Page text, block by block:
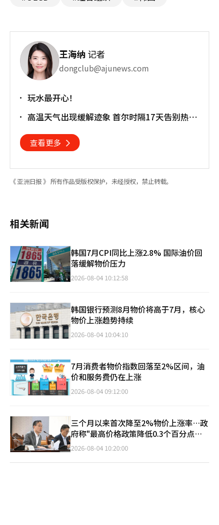
王海纳 记者
dongclub@ajunews.com
玩水最开心！
高温天气出现缓解迹象 首尔时隔17天告别热带
查看更多
《 亚洲日报 》 所有作品受版权保护，未经授权，禁止转载。
相关新闻
韩国7月CPI同比上涨2.8% 国际油价回
落缓解物价压力
2026-08-04 10:12:58
韩国银行预测8月物价将高于7月，核心
物价上涨趋势持续
2026-08-04 10:04:10
7月消费者物价指数回落至2%区间，油
价和服务费仍在上涨
2026-08-04 09:12:00
三个月以来首次降至2%物价上涨率…政
府称"最高价格政策降低0.3个百分点效
果"
2026-08-04 10:20:00